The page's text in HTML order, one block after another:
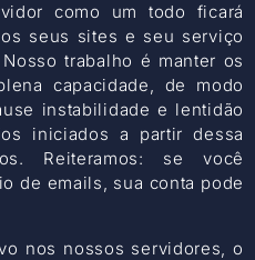
como um todo ficará
seus sites e seu serviço
trabalho é manter os
capacidade, de modo
instabilidade e lentidão
iniciados a partir dessa
Reiteramos: se você
de emails, sua conta pode
nos nossos servidores, o